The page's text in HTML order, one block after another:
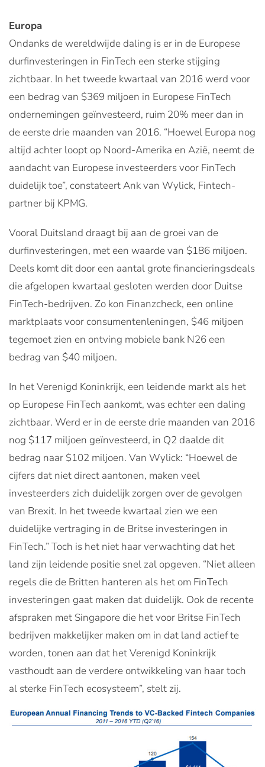
Europa
Ondanks de wereldwijde daling is er in de Europese
durfinvesteringen in FinTech een sterke stijging
zichtbaar. In het tweede kwartaal van 2016 werd voor
een bedrag van $369 miljoen in Europese FinTech
ondernemingen geïnvesteerd, ruim 20% meer dan in
de eerste drie maanden van 2016. “Hoewel Europa nog
altijd achter loopt op Noord-Amerika en Azië, neemt de
aandacht van Europese investeerders voor FinTech
duidelijk toe”, constateert Ank van Wylick, Fintech-
partner bij KPMG.
Vooral Duitsland draagt bij aan de groei van de
durfinvesteringen, met een waarde van $186 miljoen.
Deels komt dit door een aantal grote financieringsdeals
die afgelopen kwartaal gesloten werden door Duitse
FinTech-bedrijven. Zo kon Finanzcheck, een online
marktplaats voor consumentenleningen, $46 miljoen
tegemoet zien en ontving mobiele bank N26 een
bedrag van $40 miljoen.
In het Verenigd Koninkrijk, een leidende markt als het
op Europese FinTech aankomt, was echter een daling
zichtbaar. Werd er in de eerste drie maanden van 2016
nog $117 miljoen geïnvesteerd, in Q2 daalde dit
bedrag naar $102 miljoen. Van Wylick: “Hoewel de
cijfers dat niet direct aantonen, maken veel
investeerders zich duidelijk zorgen over de gevolgen
van Brexit. In het tweede kwartaal zien we een
duidelijke vertraging in de Britse investeringen in
FinTech.” Toch is het niet haar verwachting dat het
land zijn leidende positie snel zal opgeven. “Niet alleen
regels die de Britten hanteren als het om FinTech
investeringen gaat maken dat duidelijk. Ook de recente
afspraken met Singapore die het voor Britse FinTech
bedrijven makkelijker maken om in dat land actief te
worden, tonen aan dat het Verenigd Koninkrijk
vasthoudt aan de verdere ontwikkeling van haar toch
al sterke FinTech ecosysteem”, stelt zij.